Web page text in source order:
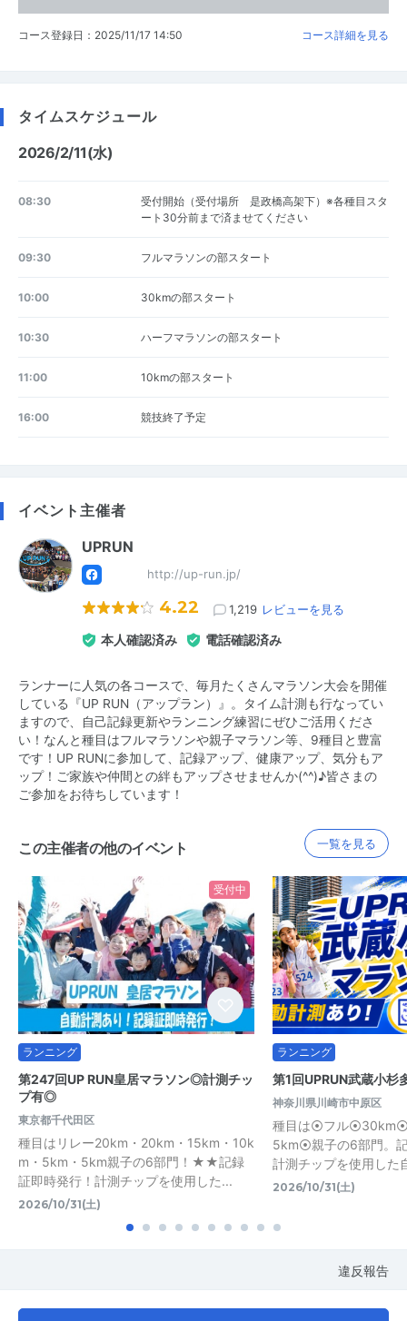
コース登録日：2025/11/17 14:50 コース詳細を見る
タイムスケジュール
2026/2/11(水)
08:30
受付開始（受付場所 是政橋高架下）※各種目スタ
ート30分前まで済ませてください
09:30 フルマラソンの部スタート
10:00 30kmの部スタート
10:30 ハーフマラソンの部スタート
11:00 10kmの部スタート
16:00 競技終了予定
イベント主催者
UPRUN
http://up-run.jp/
4.22 1,219 レビューを見る
本人確認済み 電話確認済み
ランナーに人気の各コースで、毎月たくさんマラソン大会を開催
している『UP RUN（アップラン）』。タイム計測も行なってい
ますので、自己記録更新やランニング練習にぜひご活用くださ
い！なんと種目はフルマラソンや親子マラソン等、9種目と豊富
です！UP RUNに参加して、記録アップ、健康アップ、気分もア
ップ！ご家族や仲間との絆もアップさせませんか(^^)♪皆さまの
ご参加をお待ちしています！
この主催者の他のイベント 一覧を見る
受付中
ランニング
第247回UP RUN皇居マラソン◎計測チッ
プ有◎
東京都千代田区
種目はリレー20km・20km・15km・10k
m・5km・5km親子の6部門！★★記録
証即時発行！計測チップを使用した...
2026/10/31(土)
ランニング
第1回UPRUN武蔵小杉
神奈川県川崎市中原区
種目は⦿フル
5km⦿親子の6部門。
計測チップを使用した
2026/10/31(土)
違反報告